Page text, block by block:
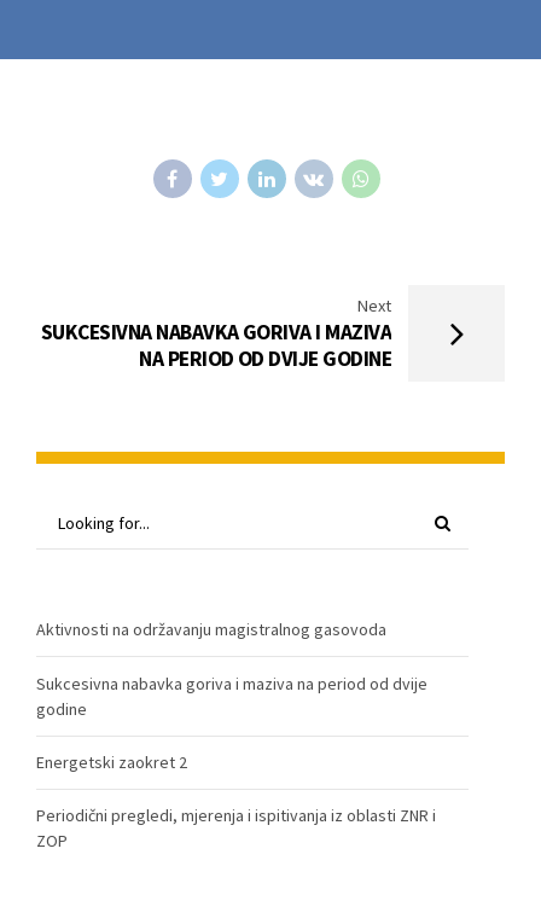
Next
SUKCESIVNA NABAVKA GORIVA I MAZIVA
NA PERIOD OD DVIJE GODINE
Aktivnosti na održavanju magistralnog gasovoda
Sukcesivna nabavka goriva i maziva na period od dvije
godine
Energetski zaokret 2
Periodični pregledi, mjerenja i ispitivanja iz oblasti ZNR i
ZOP